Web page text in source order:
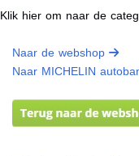
Klik hier om naar de
Naar de webshop
Naar MICHELIN